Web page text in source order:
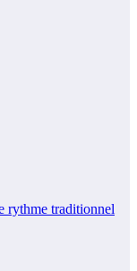
rythme traditionnel